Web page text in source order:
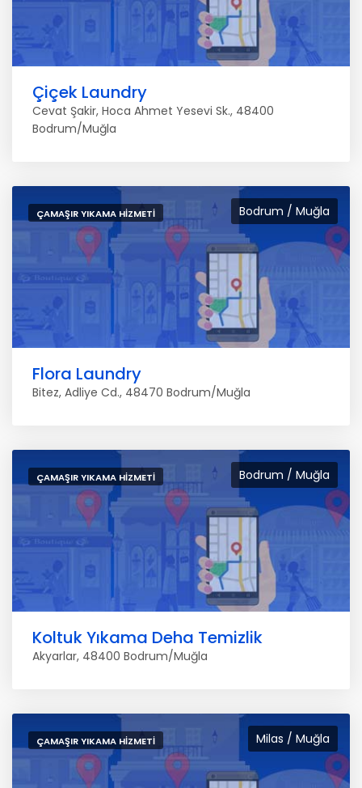
Çiçek Laundry
Cevat Şakir, Hoca Ahmet Yesevi Sk., 48400
Bodrum/Muğla
Bodrum / Muğla
ÇAMAŞIR YIKAMA HIZMETI
Flora Laundry
Bitez, Adliye Cd., 48470 Bodrum/Muğla
Bodrum / Muğla
ÇAMAŞIR YIKAMA HIZMETI
Koltuk Yıkama Deha Temizlik
Akyarlar, 48400 Bodrum/Muğla
Milas / Muğla
ÇAMAŞIR YIKAMA HIZMETI